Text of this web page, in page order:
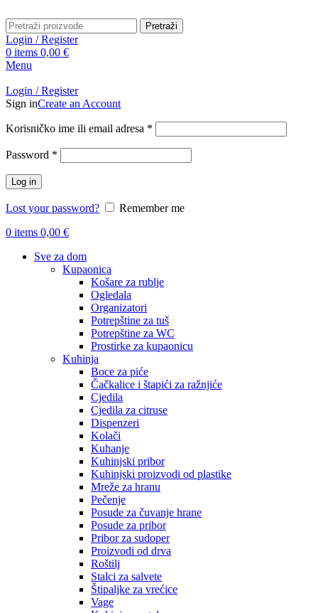
Pretraži
Login / Register
0 items 0,00 €
Menu
Login / Register
Sign inCreate an Account
Korisničko ime ili email adresa *
Password *
Log in
Lost your password?
Remember me
0 items 0,00 €
Sve za dom
Kupaonica
Košare za rublje
Ogledala
Organizatori
Potrepštine za tuš
Potrepštine za WC
Prostirke za kupaonicu
Kuhinja
Boce za piće
Čačkalice i štapići za ražnjiće
Cjedila
Cjedila za citruse
Dispenzeri
Kolači
Kuhanje
Kuhinjski pribor
Kuhinjski proizvodi od plastike
Mreže za hranu
Pečenje
Posude za čuvanje hrane
Posude za pribor
Pribor za sudoper
Proizvodi od drva
Roštilj
Stalci za salvete
Štipaljke za vrećice
Vage